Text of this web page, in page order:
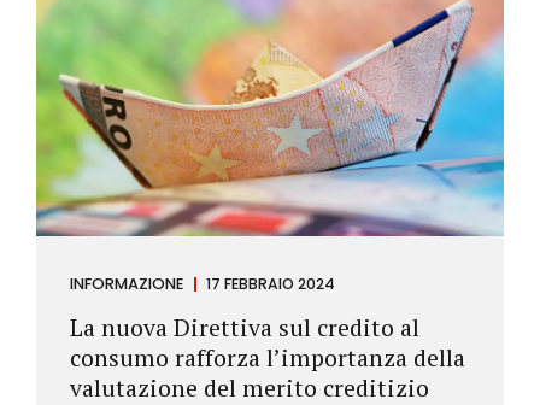
INFORMAZIONE 17 FEBBRAIO 2024
La nuova Direttiva sul credito al
consumo rafforza l’importanza della
valutazione del merito creditizio